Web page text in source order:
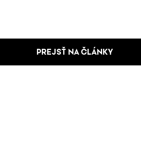
PREJSŤ NA ČLÁNKY